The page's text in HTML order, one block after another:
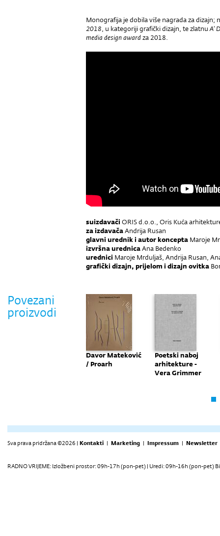
Monografija je dobila više nagrada za dizajn;
2018, u kategoriji grafički dizajn, te zlatnuA'
media design awardza 2018.
suizdavači ORIS d.o.o., Oris Kuća
za izdavačaAndrija Rusan
glavni urednik i autor koncepta Maroje
izvršna urednicaAna Bedenko
urednici Maroje Mrduljaš, Andrija Rusan,
grafički dizajn, prijelom i dizajn ovitka
Povezani
proizvodi
Davor Mateković
/ Proarh
Poetski naboj
arhitekture -
Vera Grimmer
Sva prava pridržana ©2026 | Kontakti | Marketing | Impressum | Newsletter
RADNO VRIJEME: Izložbeni prostor: 09h-17h (pon-pet) | Uredi: 09h-16h (pon-pet)